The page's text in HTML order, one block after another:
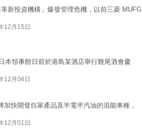
新投資機構」爆發管理危機，以前三菱 MUFG
12月15日
本領事館日前於港島某酒店舉行雞尾酒會慶
12月08日
快開發自家產品及半電半汽油的混能車種，
12月01日